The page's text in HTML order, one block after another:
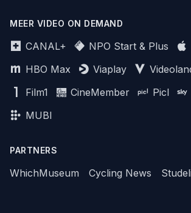
MEER VIDEO ON DEMAND
CANAL+ NPO Start & Plus
HBO Max
Viaplay
Film1
CineMember Picl
MUBI
PARTNERS
WhichMuseum Cycling News Studeli